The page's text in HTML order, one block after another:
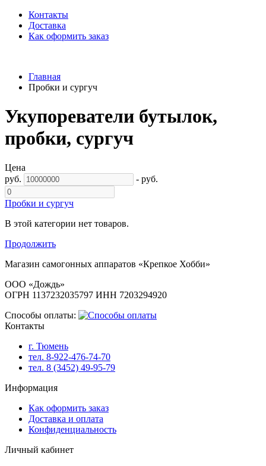
Контакты
Доставка
Как оформить заказ
Главная
Пробки и сургуч
Укупореватели бутылок,
пробки, сургуч
Цена
руб.
- руб.
Пробки и сургуч
В этой категории нет товаров.
Продолжить
Магазин самогонных аппаратов «Крепкое Хобби»
ООО «Дождь»
ОГРН 1137232035797 ИНН 7203294920
Способы оплаты:
Контакты
г. Тюмень
тел. 8-922-476-74-70
тел. 8 (3452) 49-95-79
Информация
Как оформить заказ
Доставка и оплата
Конфиденциальность
Личный кабинет